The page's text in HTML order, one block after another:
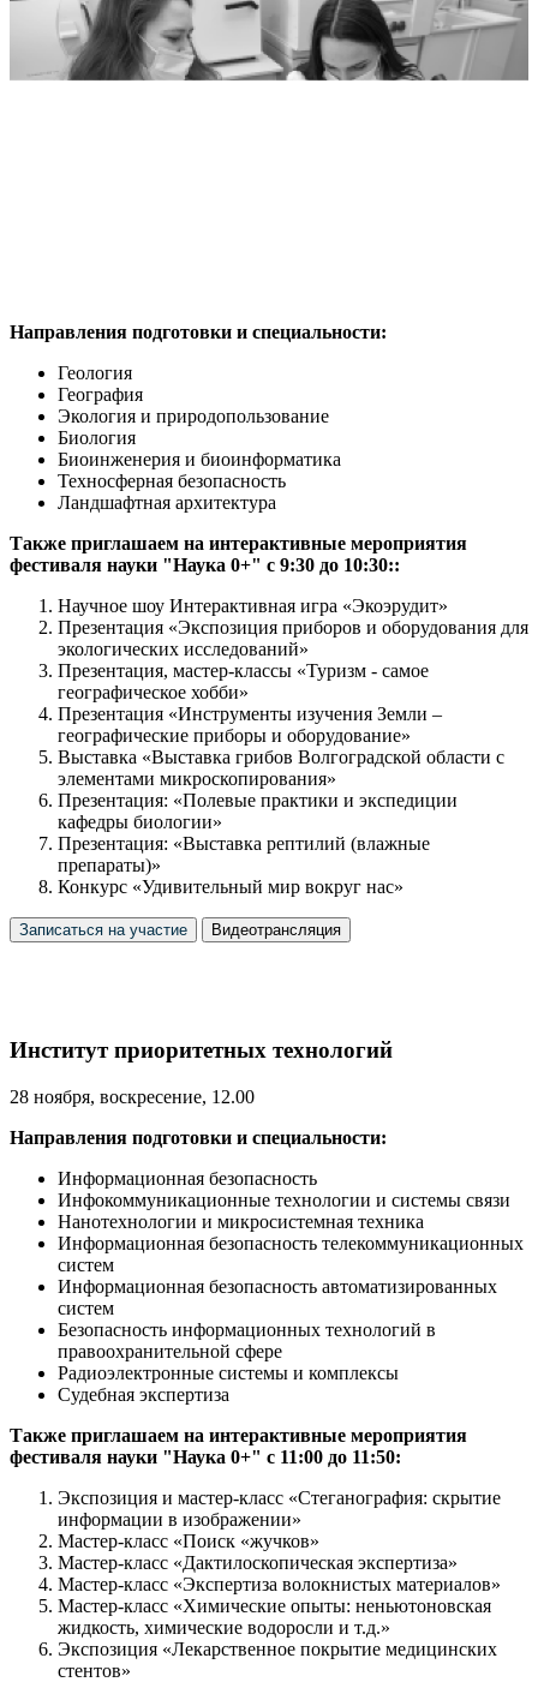
Направления подготовки и специальности:
Геология
География
Экология и природопользование
Биология
Биоинженерия и биоинформатика
Техносферная безопасность
Ландшафтная архитектура
Также приглашаем на интерактивные мероприятия
фестиваля науки "Наука 0+" с 9:30 до 10:30::
Научное шоу Интерактивная игра «Экоэрудит»
Презентация «Экспозиция приборов и оборудования для
экологических исследований»
Презентация, мастер-классы «Туризм - самое
географическое хобби»
Презентация «Инструменты изучения Земли –
географические приборы и оборудование»
Выставка «Выставка грибов Волгоградской области с
элементами микроскопирования»
Презентация: «Полевые практики и экспедиции
кафедры биологии»
Презентация: «Выставка рептилий (влажные
препараты)»
Конкурс «Удивительный мир вокруг нас»
Записаться на участие Видеотрансляция
Институт приоритетных технологий
28 ноября, воскресение, 12.00
Направления подготовки и специальности:
Информационная безопасность
Инфокоммуникационные технологии и системы связи
Нанотехнологии и микросистемная техника
Информационная безопасность телекоммуникационных
систем
Информационная безопасность автоматизированных
систем
Безопасность информационных технологий в
правоохранительной сфере
Радиоэлектронные системы и комплексы
Судебная экспертиза
Также приглашаем на интерактивные мероприятия
фестиваля науки "Наука 0+" с 11:00 до 11:50:
Экспозиция и мастер-класс «Стеганография: скрытие
информации в изображении»
Мастер-класс «Поиск «жучков»
Мастер-класс «Дактилоскопическая экспертиза»
Мастер-класс «Экспертиза волокнистых материалов»
Мастер-класс «Химические опыты: неньютоновская
жидкость, химические водоросли и т.д.»
Экспозиция «Лекарственное покрытие медицинских
стентов»